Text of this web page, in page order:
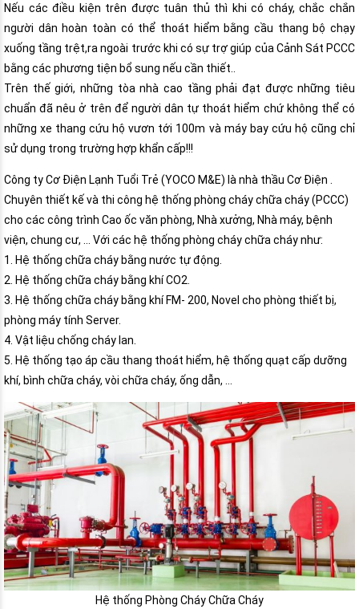
Nếu các điều kiện trên được tuân thủ thì khi có cháy, chắc chắn
người dân hoàn toàn có thể thoát hiểm bằng cầu thang bộ chạy
xuống tầng trệt,ra ngoài trước khi có sự trợ giúp của Cảnh Sát PCCC
bằng các phương tiện bổ sung nếu cần thiết..
Trên thế giới, những tòa nhà cao tầng phải đạt được những tiêu
chuẩn đã nêu ở trên để người dân tự thoát hiểm chứ không thể có
những xe thang cứu hộ vươn tới 100m và máy bay cứu hộ cũng chỉ
sử dụng trong trường hợp khẩn cấp!!!
Công ty Cơ Điện Lạnh Tuổi Trẻ (YOCO M&E) là nhà thầu Cơ Điện .
Chuyên thiết kế và thi công hệ thống phòng cháy chữa cháy (PCCC)
cho các công trình Cao ốc văn phòng, Nhà xưởng, Nhà máy, bệnh
viện, chung cư, … Với các hệ thống phòng cháy chữa cháy như:
1. Hệ thống chữa cháy bằng nước tự động.
2. Hệ thống chữa cháy bằng khí CO2.
3. Hệ thống chữa cháy bằng khí FM- 200, Novel cho phòng thiết bị,
phòng máy tính Server.
4. Vật liệu chống cháy lan.
5. Hệ thống tạo áp cầu thang thoát hiểm, hệ thống quạt cấp dưỡng
khí, bình chữa cháy, vòi chữa cháy, ống dẫn, …
Hệ thống Phòng Cháy Chữa Cháy